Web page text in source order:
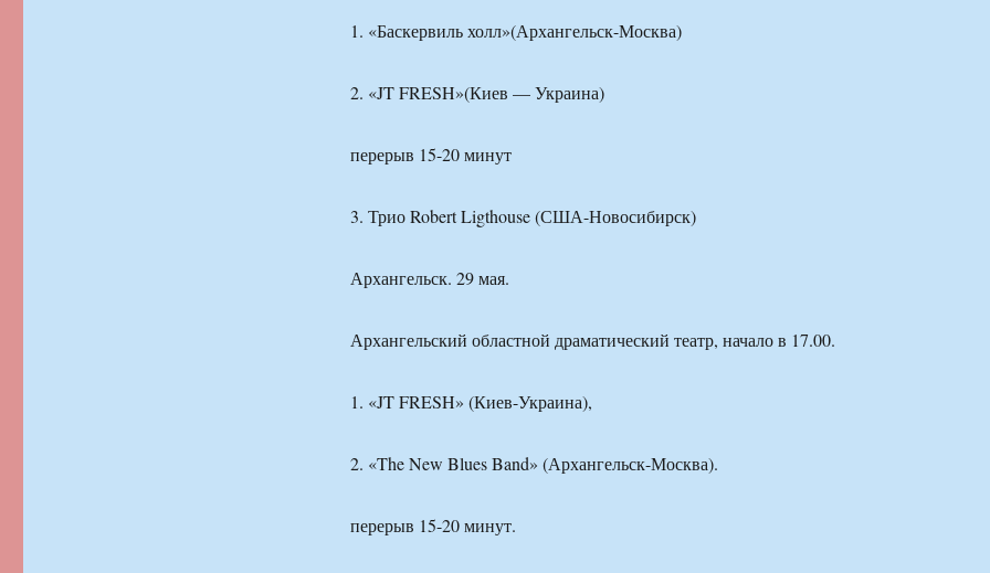
1. «Баскервиль холл»(Архангельск-Москва)
2. «JT FRESH»(Киев — Украина)
перерыв 15-20 минут
3. Трио Robert Ligthouse (США-Новосибирск)
Архангельск. 29 мая.
Архангельский областной драматический театр, начало в 17.00.
1. «JT FRESH» (Киев-Украина),
2. «The New Blues Band» (Архангельск-Москва).
перерыв 15-20 минут.